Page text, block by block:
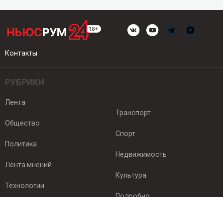
Контакты
РУБРИКИ
Лента
Общество
Политика
Лента мнений
Технологии
Транспорт
Спорт
Недвижимость
Культура